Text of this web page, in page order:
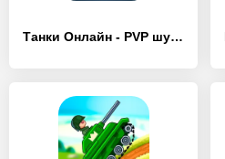
Танки Онлайн - PVP шутер - [Взлом/МОД Все открыто]